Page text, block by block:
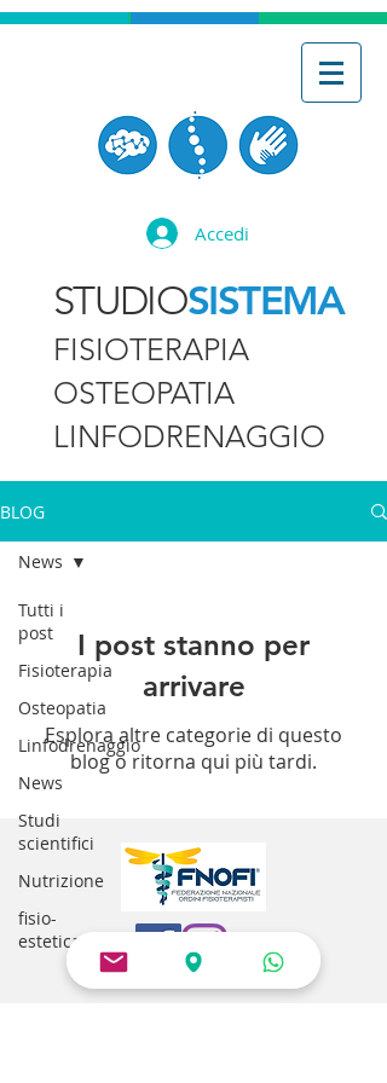
Accedi
STUDIOSISTEMA
FISIOTERAPIA
OSTEOPATIA
LINFODRENAGGIO
BLOG
Tutti i
post
Fisioterapia
Osteopatia
Linfodrenaggio
News
Studi
scientifici
Nutrizione
fisio-
estetica
News
I post stanno per
arrivare
Esplora altre categorie di questo
blog o ritorna qui più tardi.